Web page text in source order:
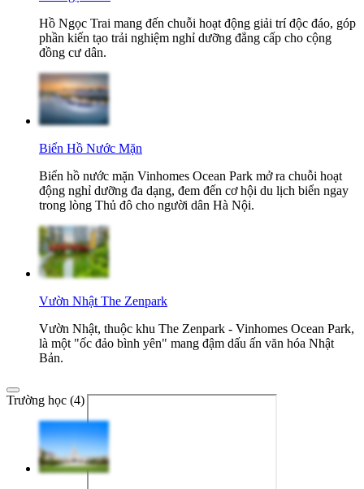
Hồ Ngọc Trai mang đến chuỗi hoạt động giải trí độc đáo, góp
phần kiến tạo trải nghiệm nghỉ dưỡng đẳng cấp cho cộng
đồng cư dân.
Biển Hồ Nước Mặn
Biển hồ nước mặn Vinhomes Ocean Park mở ra chuỗi hoạt
động nghỉ dưỡng đa dạng, đem đến cơ hội du lịch biển ngay
trong lòng Thủ đô cho người dân Hà Nội.
Vườn Nhật The Zenpark
Vườn Nhật, thuộc khu The Zenpark - Vinhomes Ocean Park,
là một "ốc đảo bình yên" mang đậm dấu ấn văn hóa Nhật
Bản.
Trường học (4)